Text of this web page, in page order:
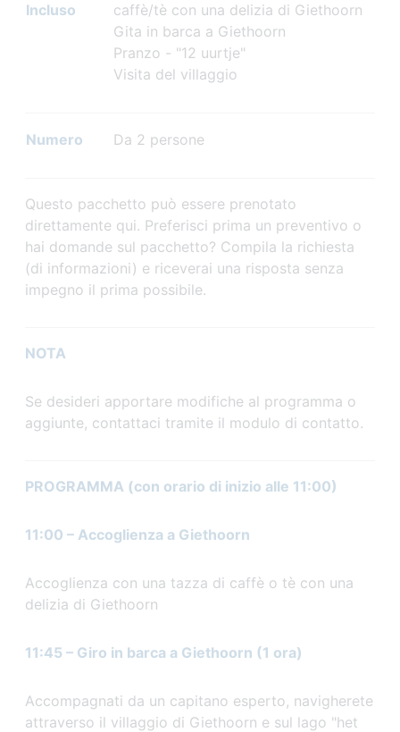
Incluso
caffè/tè con una delizia di Giethoorn
Gita in barca a Giethoorn
Pranzo - "12 uurtje"
Visita del villaggio
Numero Da 2 persone
Questo pacchetto può essere prenotato
direttamente qui. Preferisci prima un preventivo o
hai domande sul pacchetto? Compila la richiesta
(di informazioni) e riceverai una risposta senza
impegno il prima possibile.
NOTA
Se desideri apportare modifiche al programma o
aggiunte, contattaci tramite il modulo di contatto.
PROGRAMMA (con orario di inizio alle 11:00)
11:00 – Accoglienza a Giethoorn
Accoglienza con una tazza di caffè o tè con una
delizia di Giethoorn
11:45 – Giro in barca a Giethoorn (1 ora)
Accompagnati da un capitano esperto, navigherete
attraverso il villaggio di Giethoorn e sul lago "het